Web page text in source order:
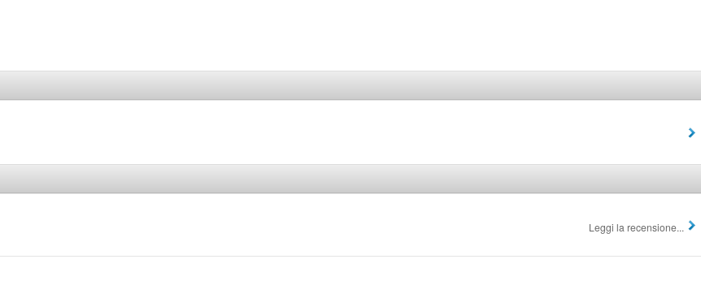
Leggi la recensione...